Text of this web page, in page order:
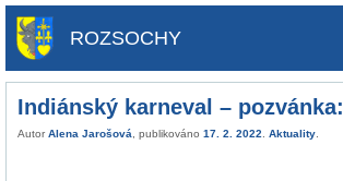
ROZSOCHY
Indiánský karneval – pozvánka:
Autor Alena Jarošová , publikováno 17. 2. 2022 Aktuality